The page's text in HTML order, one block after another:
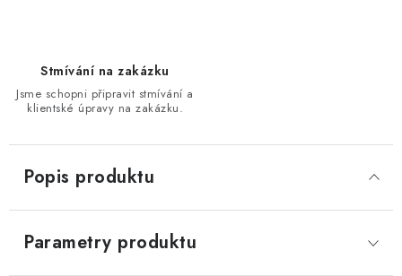
Stmívání na zakázku
Jsme schopni připravit stmívání a
klientské úpravy na zakázku.
Popis produktu
Parametry produktu